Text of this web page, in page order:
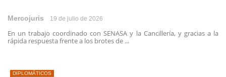
Mercojuris 19 de julio de 2026
En un trabajo coordinado con SENASA y la Cancillería, y gracias a la
rápida respuesta frente a los brotes de ...
DIPLOMÁTICOS